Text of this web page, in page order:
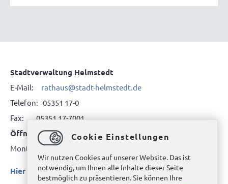
Stadtverwaltung Helmstedt
E-Mail: rathaus@stadt-helmstedt.de
Telefon: 05351 17-0
Fax: 05351 17-7001
Öffnungszeiten
Montag bis Freitag 9.00 bis 12.00 Uhr
Hier klicken für das Telefonverzeichnis
Cookie Einstellungen
Wir nutzen Cookies auf unserer Website. Das ist
notwendig, um Ihnen alle Inhalte dieser Seite
bestmöglich zu präsentieren. Sie können Ihre